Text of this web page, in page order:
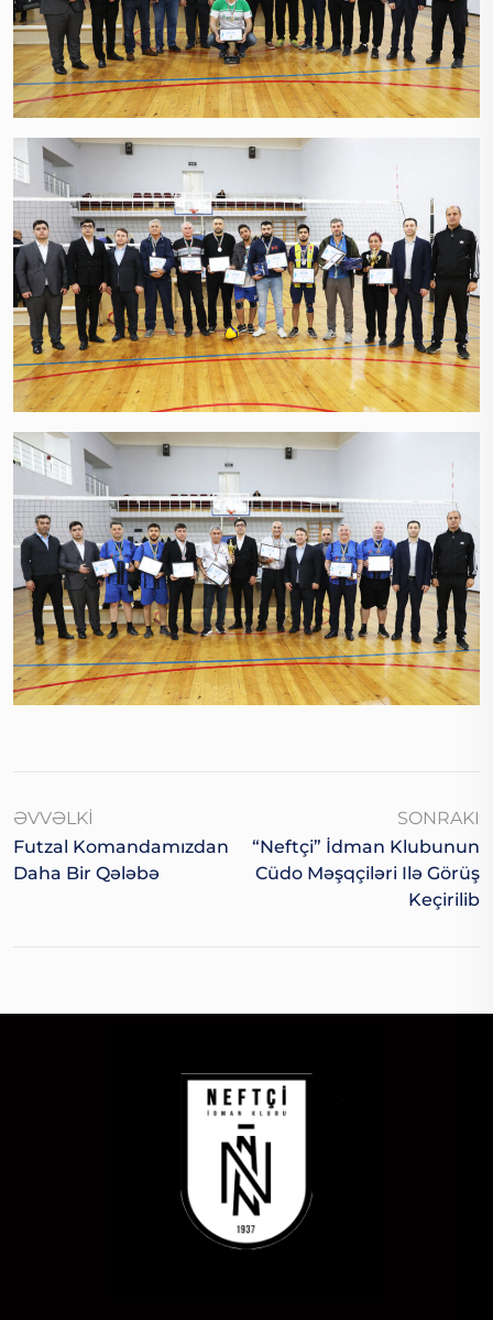
ƏVVƏLKI
Futzal Komandamızdan
Daha Bir Qələbə
SONRAKI
“Neftçi” İdman Klubunun
Cüdo Məşqçiləri Ilə Görüş
Keçirilib